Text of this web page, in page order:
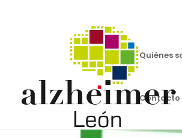
Quiénes
Contacto